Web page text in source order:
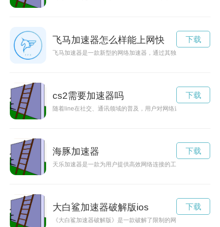
飞马加速器怎么样能上网快
飞马加速器是一款新型的网络加速器，通过其独特的技术，能
下载
cs2需要加速器吗
随着line在社交、通讯领域的普及，用户对网络速度和稳定性
下载
海豚加速器
天乐加速器是一款为用户提供高效网络连接的工具，能够帮助
下载
大白鲨加速器破解版ios
《大白鲨加速器破解版》是一款破解了限制的网络加速器工具
下载